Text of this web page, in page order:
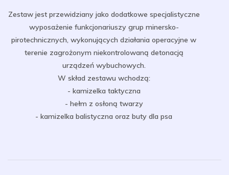
Zestaw jest przewidziany jako dodatkowe specjalistyczne
wyposażenie funkcjonariuszy grup minersko-
pirotechnicznych, wykonujących działania operacyjne w
terenie zagrożonym niekontrolowaną detonacją
urządzeń wybuchowych.
W skład zestawu wchodzą:
- kamizelka taktyczna
- hełm z osłoną twarzy
- kamizelka balistyczna oraz buty dla psa